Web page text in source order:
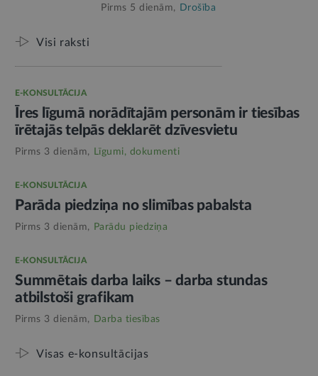
Pirms 5 dienām, Drošība
Visi raksti
E-KONSULTĀCIJA
Īres līgumā norādītajām personām ir tiesības
īrētajās telpās deklarēt dzīvesvietu
Pirms 3 dienām, Līgumi, dokumenti
E-KONSULTĀCIJA
Parāda piedziņa no slimības pabalsta
Pirms 3 dienām, Parādu piedziņa
E-KONSULTĀCIJA
Summētais darba laiks – darba stundas
atbilstoši grafikam
Pirms 3 dienām, Darba tiesības
Visas e-konsultācijas